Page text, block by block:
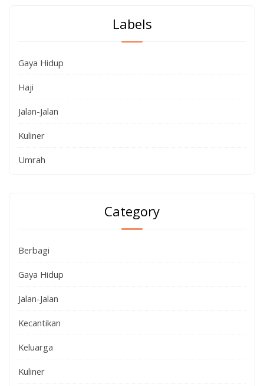
Labels
Gaya Hidup
Haji
Jalan-Jalan
Kuliner
Umrah
Category
Berbagi
Gaya Hidup
Jalan-Jalan
Kecantikan
Keluarga
Kuliner